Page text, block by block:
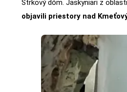
Štrkový dóm. Jaskyniari z
objavili priestory nad